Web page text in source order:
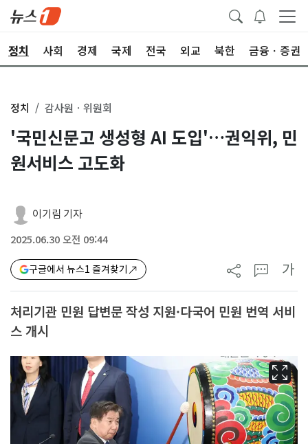
정치 사회 경제 국제 전국 외교 북한 금융ㆍ증권
정치 감사원ㆍ위원회
'국민신문고 생성형 AI 도입'…권익위, 민
원서비스 고도화
이기림 기자
2025.06.30 오전 09:44
구글에서 뉴스1 즐겨찾기 가
처리기관 민원 답변문 작성 지원·다국어 민원 번역 서비
스 개시